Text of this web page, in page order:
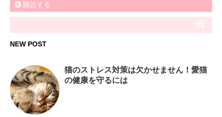
購読する
NEW POST
猫のストレス対策は欠かせません！愛猫
の健康を守るには